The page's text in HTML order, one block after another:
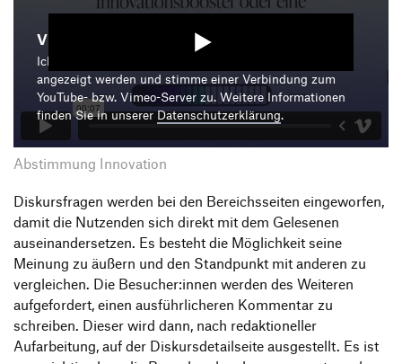
Video starten
Ich bin damit einverstanden, dass mir die Medieninhalte
angezeigt werden und stimme einer Verbindung zum
YouTube- bzw. Vimeo-Server zu. Weitere Informationen
finden Sie in unsererDatenschutzerklärung.
Abstimmung Innovation
Diskursfragen werden bei den Bereichsseiten eingeworfen,
damit die Nutzenden sich direkt mit dem Gelesenen
auseinandersetzen. Es besteht die Möglichkeit seine
Meinung zu äußern und den Standpunkt mit anderen zu
vergleichen. Die Besucher:innen werden des Weiteren
aufgefordert, einen ausführlicheren Kommentar zu
schreiben. Dieser wird dann, nach redaktioneller
Aufarbeitung, auf der Diskursdetailseite ausgestellt. Es ist